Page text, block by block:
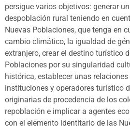
persigue varios objetivos: generar
despoblación rural teniendo en
Nuevas Poblaciones, que tenga en
cambio climático, la igualdad de
extranjero, crear el destino turístico
Poblaciones por su singularidad
histórica, establecer unas
instituciones y operadores turístico
originarias de procedencia de los
repoblación e implicar a agentes
con el elemento identitario de las